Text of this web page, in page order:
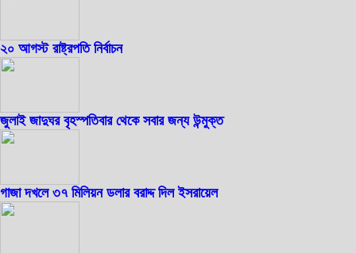
২০ আগস্ট রাষ্ট্রপতি নির্বাচন
জুলাই জাদুঘর বৃহস্পতিবার থেকে সবার জন্য উন্মুক্ত
গাজা দখলে ৩৭ মিলিয়ন ডলার বরাদ্দ দিল ইসরায়েল